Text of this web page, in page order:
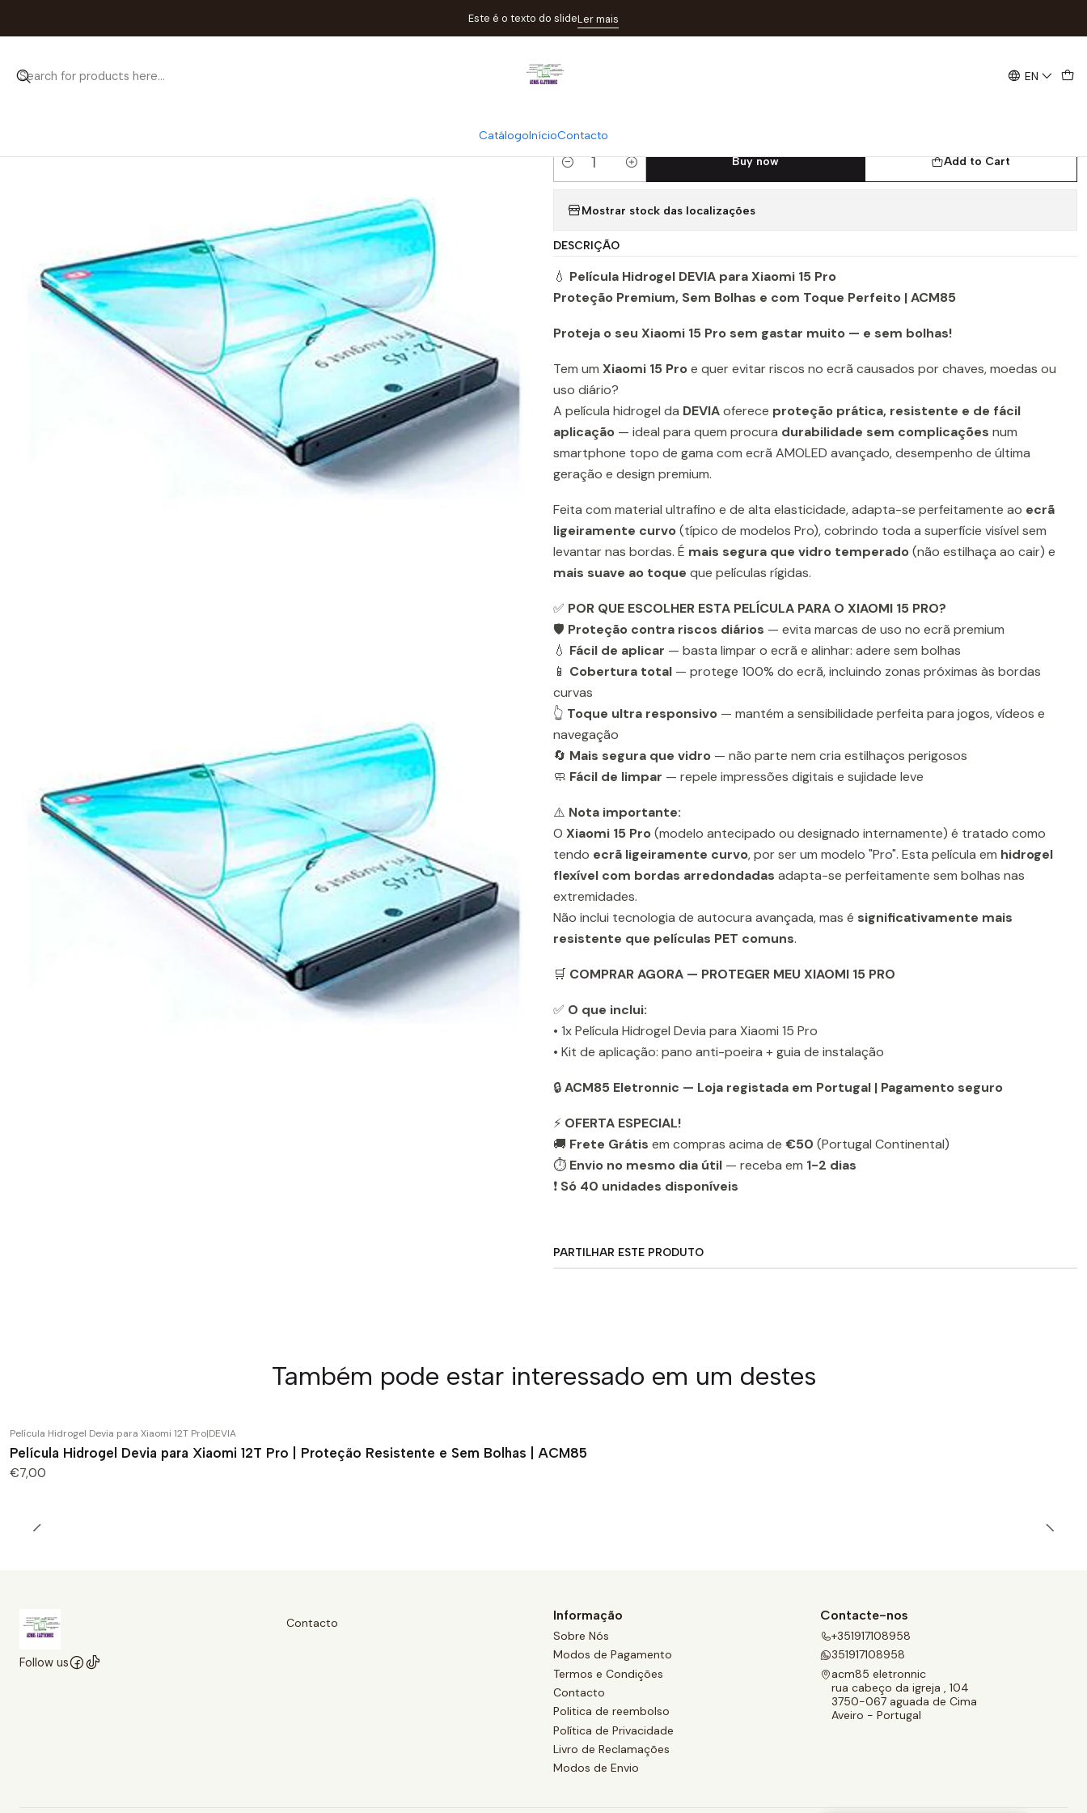
EN
CatálogoInícioContacto
Este é o texto do slideLer mais
Película Hidrogel Devia para Xiaomi 15 Pro | Proteção Premium e Sem Bolhas | ACM85
|
Película Hidrogel Devia para Xiaomi 15 Pro |
Quantity
Add to Cart
Buy now
Mostrar stock das localizações
DESCRIÇÃO
💧 Película Hidrogel DEVIA para Xiaomi 15 Pro
Proteção Premium, Sem Bolhas e com Toque Perfeito | ACM85
Proteja o seu Xiaomi 15 Pro sem gastar muito — e sem bolhas!
Tem um Xiaomi 15 Proe quer evitar riscos no ecrã causados por chaves, moedas ou
uso diário?
A película hidrogel da DEVIAoferece proteção prática, resistente e de fácil
aplicação — ideal para quem procura durabilidade sem complicações num
smartphone topo de gama com ecrã AMOLED avançado, desempenho de última
geração e design premium.
Feita com material ultrafino e de alta elasticidade, adapta-se perfeitamente ao ecrã
ligeiramente curvo(típico de modelos Pro), cobrindo toda a superfície visível sem
levantar nas bordas. É mais segura que vidro temperado(não estilhaça ao cair) e
mais suave ao toque que películas rígidas.
✅ POR QUE ESCOLHER ESTA PELÍCULA PARA O XIAOMI 15 PRO?
🛡️ Proteção contra riscos diários — evita marcas de uso no ecrã premium
💧 Fácil de aplicar — basta limpar o ecrã e alinhar: adere sem bolhas
📱 Cobertura total — protege 100% do ecrã, incluindo zonas próximas às bordas
curvas
👆 Toque ultra responsivo — mantém a sensibilidade perfeita para jogos, vídeos e
navegação
🔄 Mais segura que vidro — não parte nem cria estilhaços perigosos
🧼 Fácil de limpar — repele impressões digitais e sujidade leve
⚠️ Nota importante:
O Xiaomi 15 Pro(modelo antecipado ou designado internamente) é tratado como
tendo ecrã ligeiramente curvo, por ser um modelo "Pro". Esta película em hidrogel
flexível com bordas arredondadas adapta-se perfeitamente sem bolhas nas
extremidades.
Não inclui tecnologia de autocura avançada, mas é significativamente mais
resistente que películas PET comuns.
🛒 COMPRAR AGORA — PROTEGER MEU XIAOMI 15 PRO
✅ O que inclui:
• 1x Película Hidrogel Devia para Xiaomi 15 Pro
• Kit de aplicação: pano anti-poeira + guia de instalação
🔒ACM85 Eletronnic — Loja registada em Portugal | Pagamento seguro
⚡ OFERTA ESPECIAL!
🚚 Frete Grátis em compras acima de €50 (Portugal Continental)
⏱️ Envio no mesmo dia útil — receba em 1-2 dias
❗ Só 40 unidades disponíveis
PARTILHAR ESTE PRODUTO
Também pode estar interessado em um destes
Película Hidrogel Devia para Xiaomi 12T Pro|DEVIA
Película Hidrogel Devia para Xiaomi 12T Pro | Proteção Resistente e Sem Bolhas | ACM85
€7,00
Follow us
Contacto
Informação
Sobre Nós
Modos de Pagamento
Termos e Condições
Contacto
Politica de reembolso
Política de Privacidade
Livro de Reclamações
Modos de Envio
Contacte-nos
+351917108958
351917108958
acm85 eletronnic
rua cabeço da igreja , 104
3750-067 aguada de Cima
Aveiro - Portugal